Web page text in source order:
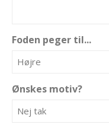
Foden peger til...
Ønskes motiv?